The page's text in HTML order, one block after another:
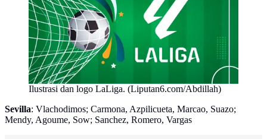
Ilustrasi dan logo LaLiga. (Liputan6.com/Abdillah)
Sevilla: Vlachodimos; Carmona, Azpilicueta, Marcao, Suazo;
Mendy, Agoume, Sow; Sanchez, Romero, Vargas